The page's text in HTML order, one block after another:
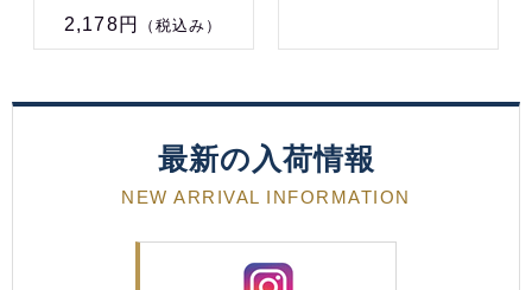
2,178円
（税込み）
最新の入荷情報
NEW ARRIVAL INFORMATION